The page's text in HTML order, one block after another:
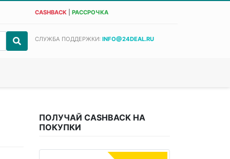
CASHBACK| РАССРОЧКА
СЛУЖБА ПОДДЕРЖКИ: INFO@24DEAL.RU
ПОЛУЧАЙ CASHBACK НА
ПОКУПКИ